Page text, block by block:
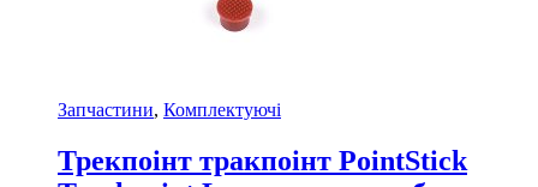
Запчастини, Комплектуючі
Трекпоінт тракпоінт PointStick